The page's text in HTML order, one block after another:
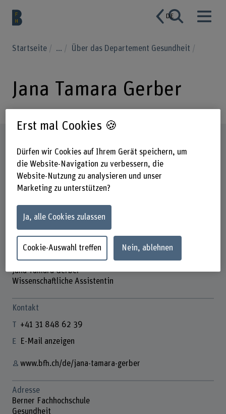
DE
Startseite ... Über das Departement Gesundheit
Jana Tamara Gerber
Jana Tamara Gerber
Wissenschaftliche Assistentin
Kontakt
+41 31 848 62 39
E-Mail anzeigen
www.bfh.ch/de/jana-tamara-gerber
Adresse
Berner Fachhochschule
Gesundheit
Erst mal Cookies 🍪
Dürfen wir Cookies auf Ihrem Gerät speichern, um
die Website-Navigation zu verbessern, die
Website-Nutzung zu analysieren und unser
Marketing zu unterstützen?
Ja, alle Cookies zulassen
Cookie-Auswahl treffen Nein, ablehnen